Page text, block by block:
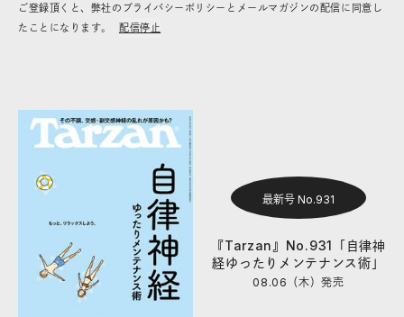
ご登録頂くと、弊社のプライバシーポリシーとメールマガジンの配信に同意し
たことになります。
配信停止
最新号 No.931
『Tarzan』No.931「自律神
経ゆったりメンテナンス術」
08.06（木）発売